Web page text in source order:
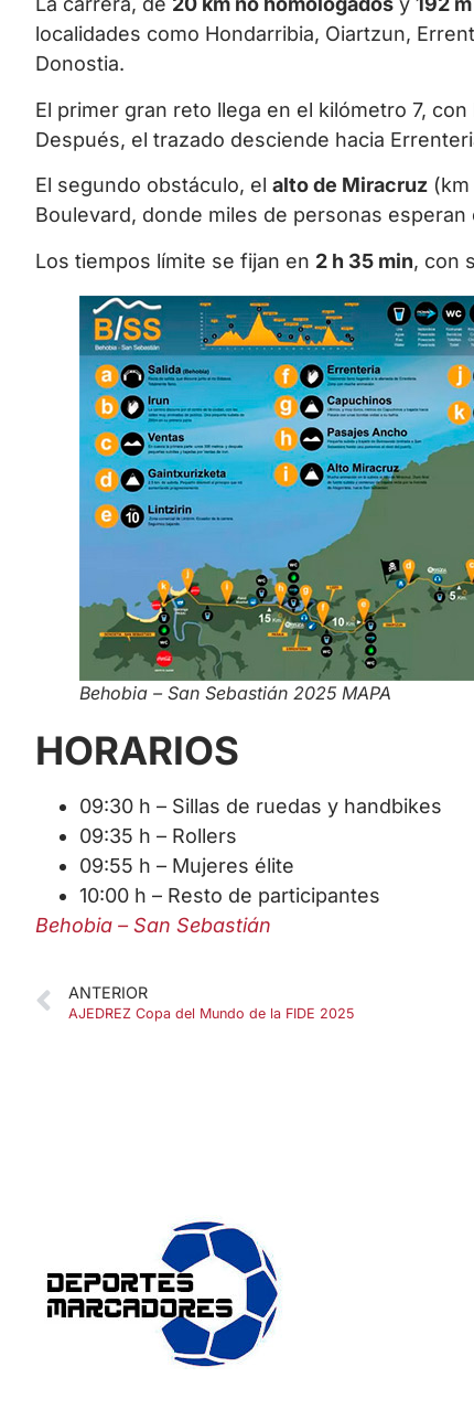
localidades como Hondarribia, Oiartzun,
Donostia.
El primer gran reto llega en el kilómetro 7,
Después, el trazado desciende hacia
El segundo obstáculo, el alto de Miracruz
Boulevard, donde miles de personas esperan
Los tiempos límite se fijan en 2 h 35 min, con
Behobia – San Sebastián 2025 MAPA
HORARIOS
09:30 h – Sillas de ruedas y handbikes
09:35 h – Rollers
09:55 h – Mujeres élite
10:00 h – Resto de participantes
Behobia – San Sebastián
ANTERIOR
AJEDREZ Copa del Mundo de la FIDE 2025